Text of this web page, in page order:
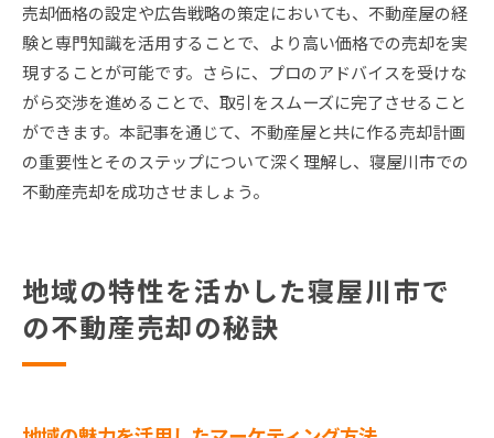
売却価格の設定や広告戦略の策定においても、不動産屋の経
験と専門知識を活用することで、より高い価格での売却を実
現することが可能です。さらに、プロのアドバイスを受けな
がら交渉を進めることで、取引をスムーズに完了させること
ができます。本記事を通じて、不動産屋と共に作る売却計画
の重要性とそのステップについて深く理解し、寝屋川市での
不動産売却を成功させましょう。
地域の特性を活かした寝屋川市で
の不動産売却の秘訣